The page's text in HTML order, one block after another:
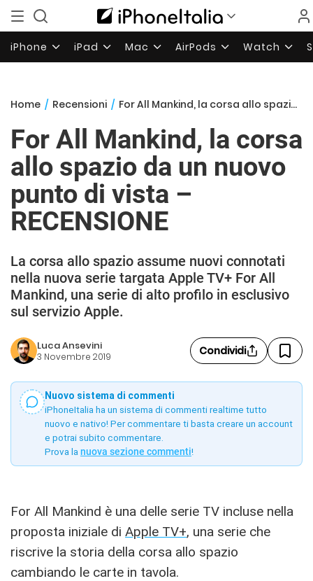
iPhone iPad Mac AirPods Watch
Home / Recensioni / For All Mankind, la corsa allo spazio da un nuovo punto di vista – RECENSIONE
For All Mankind, la corsa
allo spazio da un nuovo
punto di vista –
RECENSIONE
La corsa allo spazio assume nuovi connotati
nella nuova serie targata Apple TV+ For All
Mankind, una serie di alto profilo in esclusivo
sul servizio Apple.
Luca Ansevini
3 Novembre 2019 Condividi
Nuovo sistema di commenti
iPhoneItalia ha un sistema di commenti realtime tutto
nuovo e nativo! Per commentare ti basta creare un account
e potrai subito commentare.
Prova la nuova sezione commenti!
For All Mankind è una delle serie TV incluse nella
proposta iniziale di Apple TV+, una serie che
riscrive la storia della corsa allo spazio
cambiando le carte in tavola.